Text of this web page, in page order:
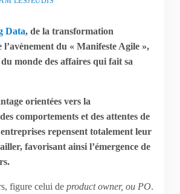
Data, de la transformation
du « Manifeste Agile »,
du monde des affaires qui fait sa
orientées vers la
comportements et des attentes de
repensent totalement leur
favorisant ainsi l’émergence de
figure celui de product owner, ou PO.